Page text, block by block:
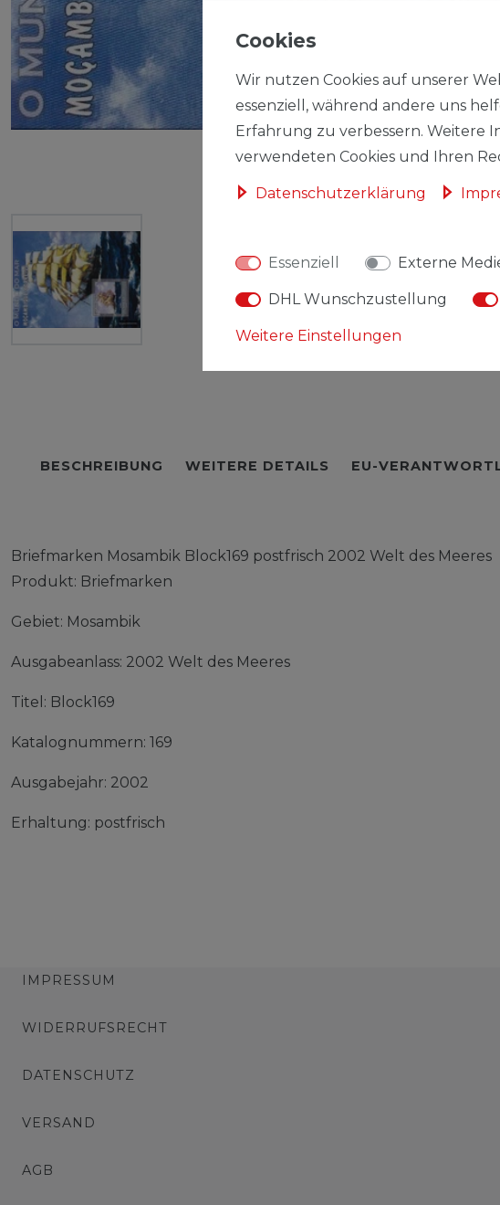
BESCHREIBUNG WEITERE DETAILS EU-
Briefmarken Mosambik Block169 postfrisch 2002 Welt des Meeres
Produkt: Briefmarken
Gebiet: Mosambik
Ausgabeanlass: 2002 Welt des Meeres
Titel: Block169
Katalognummern: 169
Ausgabejahr: 2002
Erhaltung: postfrisch
IMPRESSUM
WIDERRUFSRECHT
DATENSCHUTZ
VERSAND
AGB
Cookies
Wir nutzen Cookies auf unserer
essenziell, während andere uns
Erfahrung zu verbessern. Weitere
verwendeten Cookies und Ihren
Daten­schutz­erklärung
Essenziell Externe
DHL Wunschzustellung
Weitere Einstellungen